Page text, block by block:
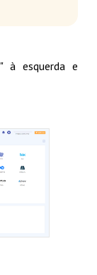
" à esquerda e